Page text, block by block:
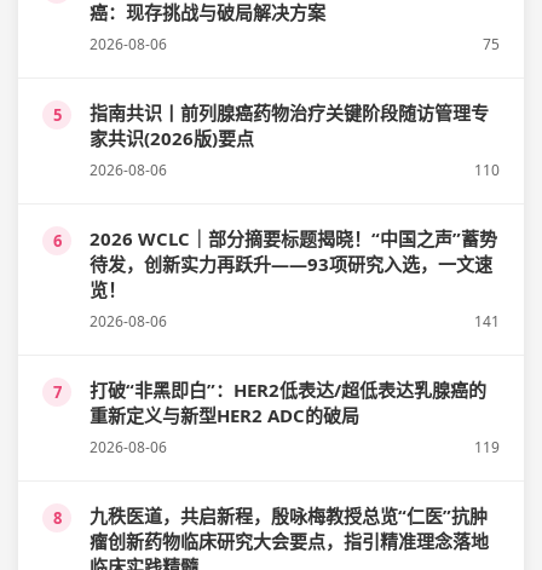
癌：现存挑战与破局解决方案
2026-08-06 75
5
指南共识丨前列腺癌药物治疗关键阶段随访管理专
家共识(2026版)要点
2026-08-06 110
6
2026 WCLC｜部分摘要标题揭晓！“中国之声”蓄势
待发，创新实力再跃升——93项研究入选，一文速
览！
2026-08-06 141
7
打破“非黑即白”：HER2低表达/超低表达乳腺癌的
重新定义与新型HER2 ADC的破局
2026-08-06 119
8
九秩医道，共启新程，殷咏梅教授总览“仁医”抗肿
瘤创新药物临床研究大会要点，指引精准理念落地